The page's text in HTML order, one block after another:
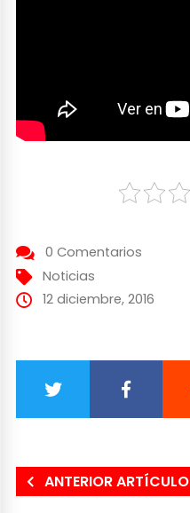
0 Comentarios
Noticias
12 diciembre, 2016
ANTERIOR ARTÍCULO